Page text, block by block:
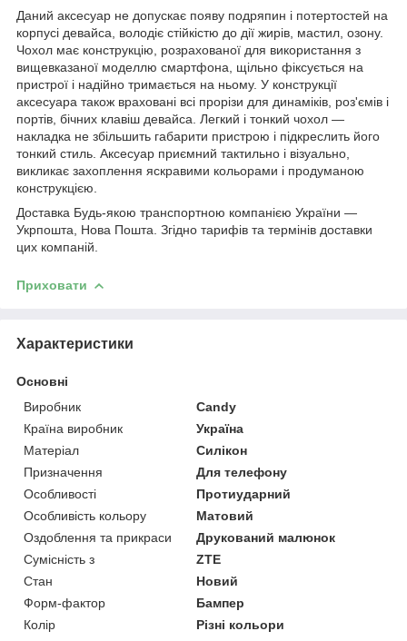
Даний аксесуар не допускає появу подряпин і потертостей на
корпусі девайса, володіє стійкістю до дії жирів, мастил, озону.
Чохол має конструкцію, розрахованої для використання з
вищевказаної моделлю смартфона, щільно фіксується на
пристрої і надійно тримається на ньому. У конструкції
аксесуара також враховані всі прорізи для динаміків, роз'ємів і
портів, бічних клавіш девайса. Легкий і тонкий чохол ―
накладка не збільшить габарити пристрою і підкреслить його
тонкий стиль. Аксесуар приємний тактильно і візуально,
викликає захоплення яскравими кольорами і продуманою
конструкцією.
Доставка Будь-якою транспортною компанією України ―
Укрпошта, Нова Пошта. Згідно тарифів та термінів доставки
цих компаній.
Приховати
Характеристики
Основні
Виробник
Candy
Країна виробник
Україна
Матеріал
Силікон
Призначення
Для телефону
Особливості
Протиударний
Особливість кольору
Матовий
Оздоблення та прикраси
Друкований малюнок
Сумісність з
ZTE
Стан
Новий
Форм-фактор
Бампер
Колір
Різні кольори